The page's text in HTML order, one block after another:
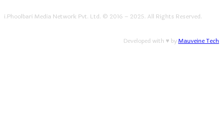
i.Phoolbari Media Network Pvt. Ltd. © 2016 – 2025. All Rights Reserved.
Developed with ♥ byMauveine Tech